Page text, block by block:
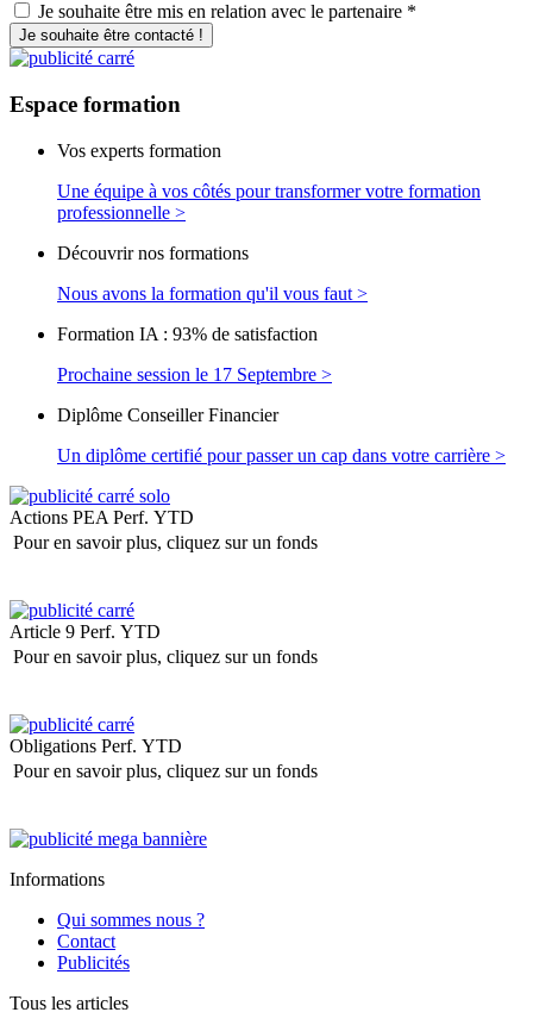
Je souhaite être mis en relation avec le partenaire *
Je souhaite être contacté !
Espace formation
Vos experts formation
Une équipe à vos côtés pour transformer votre formation
professionnelle >
Découvrir nos formations
Nous avons la formation qu'il vous faut >
Formation IA : 93% de satisfaction
Prochaine session le 17 Septembre >
Diplôme Conseiller Financier
Un diplôme certifié pour passer un cap dans votre carrière >
Actions PEA Perf. YTD
Pour en savoir plus, cliquez sur un fonds
Article 9 Perf. YTD
Pour en savoir plus, cliquez sur un fonds
Obligations Perf. YTD
Pour en savoir plus, cliquez sur un fonds
Informations
Qui sommes nous ?
Contact
Publicités
Tous les articles